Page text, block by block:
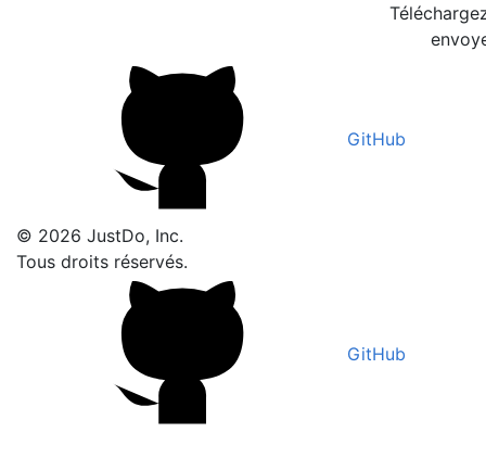
GitHub
© 2026 JustDo, Inc.
Tous droits réservés.
GitHub